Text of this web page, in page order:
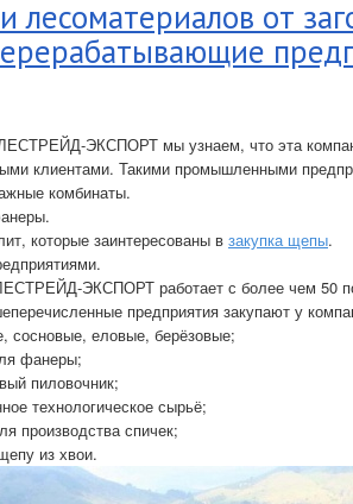
лесоматериалов от
ЭКСПОРТ мы узнаем, что эта
клиентами. Такими промышленными
комбинаты.
которые заинтересованы в закупка щепы.
ЭКСПОРТ работает с более чем 50
предприятия закупают у
сосновые, еловые, берёзовые;
фанеры;
пиловочник;
технологическое сырьё;
производства спичек;
из хвои.